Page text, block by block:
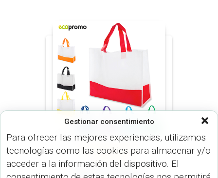
Gestionar consentimiento
Para ofrecer las mejores experiencias, utilizamos
tecnologías como las cookies para almacenar y/o
acceder a la información del dispositivo. El
BOLSOS (MALETINES Y
Bolsa en Cambrel